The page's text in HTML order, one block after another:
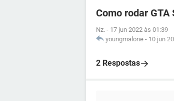
Como rodar GTA
Nz. - 17 jun 2022 às 01:39
youngmalone - 10 jun
2 Respostas